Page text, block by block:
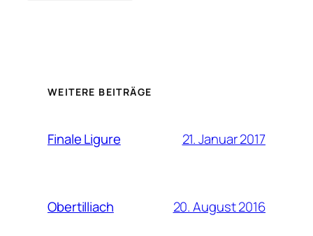
WEITERE BEITRÄGE
Finale Ligure 21. Januar 2017
Obertilliach 20. August 2016